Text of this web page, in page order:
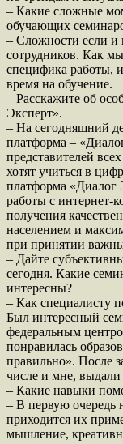
– Какие сложные
обучающих
– Сложности если и
сотрудников. Как
специфика работы,
время на обучение.
– Расскажите об
Эксперт».
– На сегодняшний
платформа –
представителей
хотят учиться в
платформа «Диалог
работы с интернет-
получения
населением и
при принятии
– Дайте
сегодня. Какие
интересны?
– Как специалисту
Был интересный
федеральным
понравилась
правильно». После
числе и мне,
– Какие навыки
– В первую очередь
приходится их
мышление,